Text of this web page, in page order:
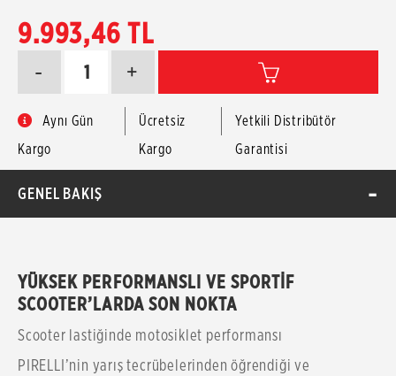
9.993,46 TL
+
-
Aynı Gün
Kargo
Ücretsiz
Kargo
Yetkili Distribütör
Garantisi
GENEL BAKIŞ
YÜKSEK PERFORMANSLI VE SPORTİF
SCOOTER’LARDA SON NOKTA
Scooter lastiğinde motosiklet performansı
PIRELLI’nin yarış tecrübelerinden öğrendiği ve